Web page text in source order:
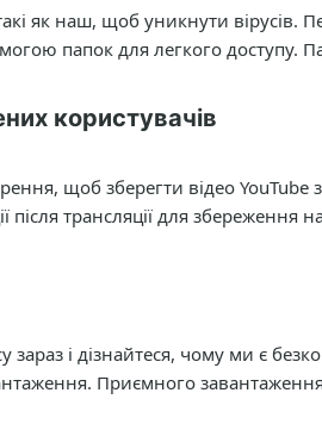
як наш, щоб уникнути вірусів.
папок для легкого доступу.
користувачів
щоб зберегти відео
після трансляції для
зараз і дізнайтеся, чому ми є
Приємного